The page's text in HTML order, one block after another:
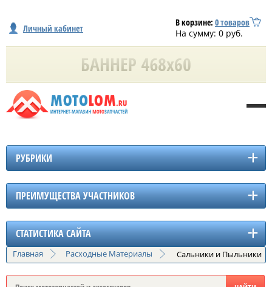
Личный кабинет В корзине: 0товаров
На сумму: 0 руб.
РУБРИКИ
ПРЕИМУЩЕСТВА УЧАСТНИКОВ
СТАТИСТИКА САЙТА
Главная Расходные Материалы Сальники и Пыльники